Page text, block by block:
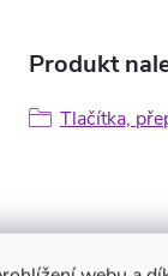
Produkt
Tlačítka,